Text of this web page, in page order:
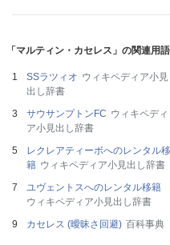
「マルティン・カセレス」の関連用語
SSラツィオ ウィキペディア小見
出し辞書
サウサンプトンFC ウィキペディ
ア小見出し辞書
レクレアティーボへのレンタル移
籍 ウィキペディア小見出し辞書
ユヴェントスへのレンタル移籍
ウィキペディア小見出し辞書
カセレス (曖昧さ回避) 百科事典